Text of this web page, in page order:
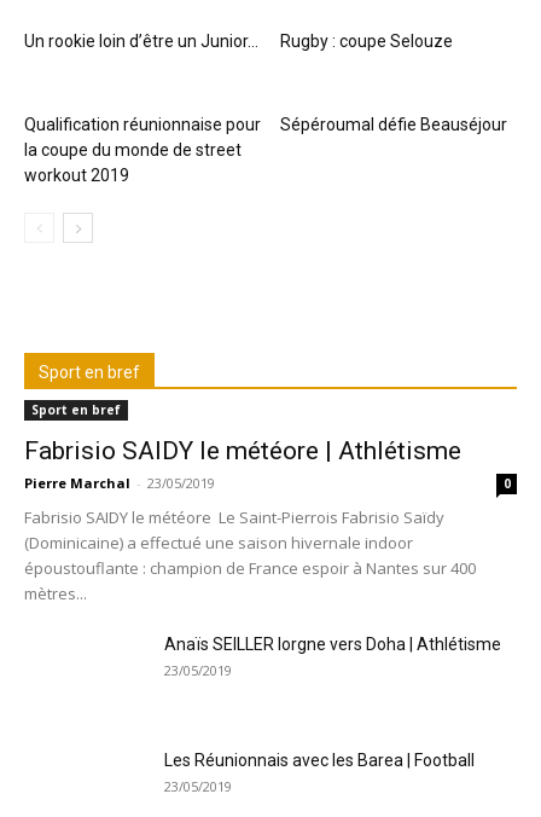
Un rookie loin d’être un Junior… Rugby : coupe Selouze
Qualification réunionnaise pour
la coupe du monde de street
workout 2019
Sépéroumal défie Beauséjour
Sport en bref
Sport en bref
Fabrisio SAIDY le météore | Athlétisme
Pierre Marchal - 23/05/2019 0
Fabrisio SAIDY le météore Le Saint-Pierrois Fabrisio Saïdy
(Dominicaine) a effectué une saison hivernale indoor
époustouflante : champion de France espoir à Nantes sur 400
mètres...
Anaïs SEILLER lorgne vers Doha | Athlétisme
23/05/2019
Les Réunionnais avec les Barea | Football
23/05/2019